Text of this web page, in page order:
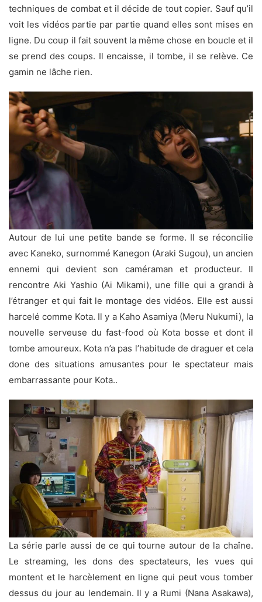
techniques de combat et il décide de tout copier. Sauf qu’il
voit les vidéos partie par partie quand elles sont mises en
ligne. Du coup il fait souvent la même chose en boucle et il
se prend des coups. Il encaisse, il tombe, il se relève. Ce
gamin ne lâche rien.
Autour de lui une petite bande se forme. Il se réconcilie
avec Kaneko, surnommé Kanegon (Araki Sugou), un ancien
ennemi qui devient son caméraman et producteur. Il
rencontre Aki Yashio (Ai Mikami), une fille qui a grandi à
l’étranger et qui fait le montage des vidéos. Elle est aussi
harcelé comme Kota. Il y a Kaho Asamiya (Meru Nukumi), la
nouvelle serveuse du fast-food où Kota bosse et dont il
tombe amoureux. Kota n’a pas l’habitude de draguer et cela
done des situations amusantes pour le spectateur mais
embarrassante pour Kota..
La série parle aussi de ce qui tourne autour de la chaîne.
Le streaming, les dons des spectateurs, les vues qui
montent et le harcèlement en ligne qui peut vous tomber
dessus du jour au lendemain. Il y a Rumi (Nana Asakawa),